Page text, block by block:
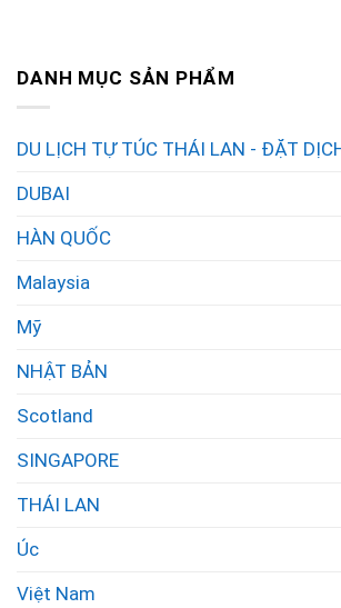
DANH MỤC SẢN PHẨM
DU LỊCH TỰ TÚC THÁI LAN - ĐẶT
DUBAI
HÀN QUỐC
Malaysia
Mỹ
NHẬT BẢN
Scotland
SINGAPORE
THÁI LAN
Úc
Việt Nam